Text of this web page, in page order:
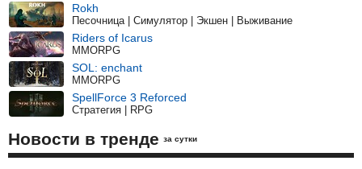
Rokh
Песочница | Симулятор | Экшен | Выживание
Riders of Icarus
MMORPG
SOL: enchant
MMORPG
SpellForce 3 Reforced
Стратегия | RPG
Новости в тренде за сутки